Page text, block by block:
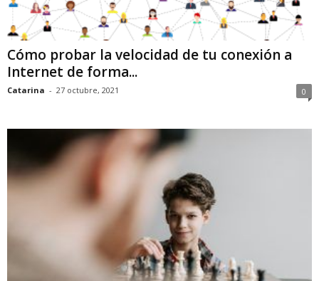
Cómo probar la velocidad de tu conexión a
Internet de forma...
Catarina - 27 octubre, 2021 0